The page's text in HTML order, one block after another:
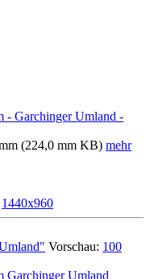
(224,0 mm KB) mehr
1440x960
Vorschau: 100